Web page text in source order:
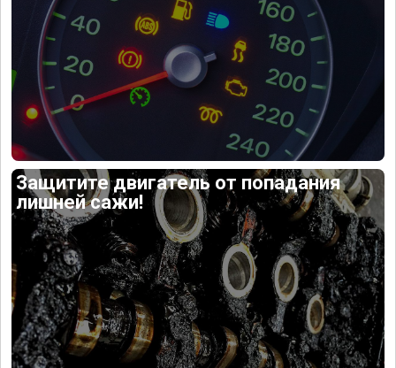
Защитите двигатель от попадания
лишней сажи!